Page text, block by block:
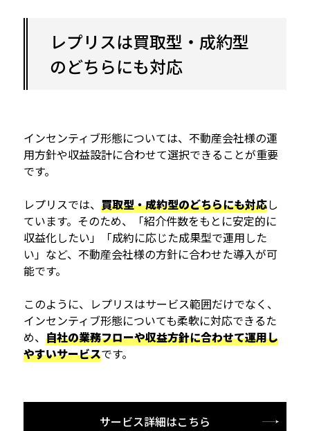
レプリスは買取型・成約型
のどちらにも対応
インセンティブ形態については、不動産会社様の運
用方針や収益設計に合わせて選択できることが重要
です。
レプリスでは、 買取型・成約型のどちらにも対応し
ています。そのため、「紹介件数をもとに安定的に
収益化したい」「成約に応じた成果型で運用した
い」など、不動産会社様の方針に合わせた導入が可
能です。
このように、レプリスはサービス範囲だけでなく、
インセンティブ形態についても柔軟に対応できるた
め、 自社の業務フローや収益方針に合わせて運用し
やすいサービスです。
サービス詳細はこちら